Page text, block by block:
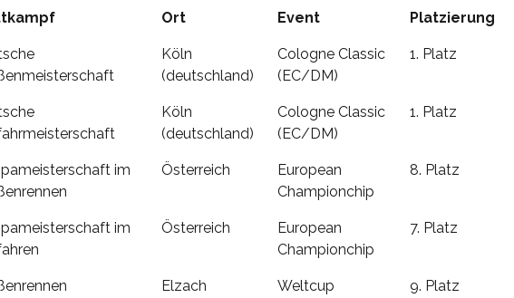
Ort Event Platzierung
Köln
(deutschland)
Cologne Classic
(EC/DM)
1. Platz
Köln
(deutschland)
Cologne Classic
(EC/DM)
1. Platz
im
Österreich
European
Championchip
8. Platz
im
Österreich
European
Championchip
7. Platz
Elzach
Weltcup 9. Platz